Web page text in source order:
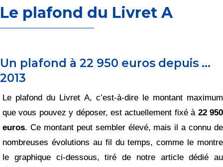
Le plafond du Livret A
Un plafond à 22 950 euros depuis …
2013
Le plafond du Livret A, c’est-à-dire le montant maximum
que vous pouvez y déposer, est actuellement fixé à 22 950
euros. Ce montant peut sembler élevé, mais il a connu de
nombreuses évolutions au fil du temps, comme le montre
le graphique ci-dessous, tiré de notre article dédié au